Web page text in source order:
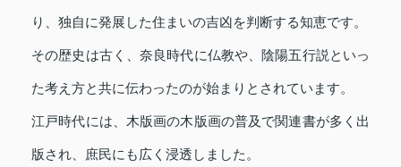
り、独自に発展した住まいの吉凶を判断する知恵です。
その歴史は古く、奈良時代に仏教や、陰陽五行説といっ
た考え方と共に伝わったのが始まりとされています。
江戸時代には、木版画の木版画の普及で関連書が多く出
版され、庶民にも広く浸透しました。